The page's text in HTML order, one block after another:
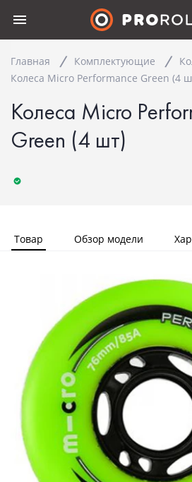
Главная Комплектующие
Колеса Micro Performance Green (4
Колеса Micro
Green (4 шт)
Товар Обзор модели